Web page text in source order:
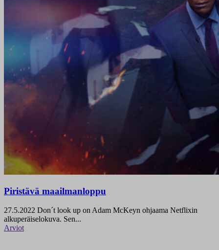
Piristävä maailmanloppu
27.5.2022 Don´t look up on Adam McKeyn ohjaama Netflixin
alkuperäiselokuva. Sen...
Arviot